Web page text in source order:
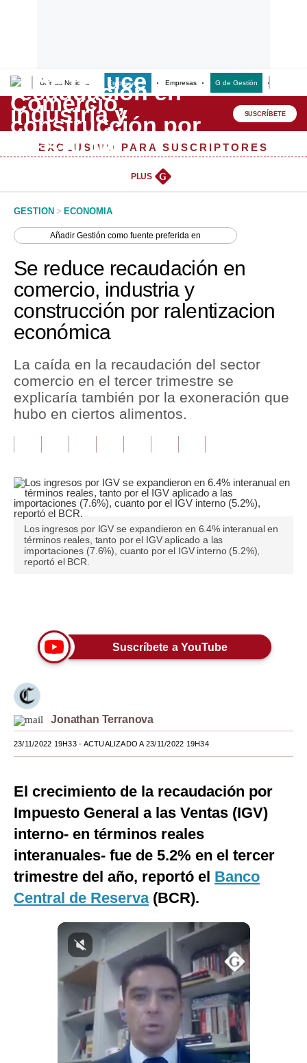
Últimas Noticias Empresas G Empresas G de Gestión
Lo último
Peru Quiosco
Management & Empleo
Perú
Política
Tu Dinero
Finanzas Personales
Inmobiliarias
Plus G
Pregunta de hoy
Blogs
Tendencias
Moda
Estilos
Mundo
EEUU
México
Internacional
Tecnología
Club del Suscriptor
Mix
Notas Contratadas
SUSCRÍBETE
EXCLUSIVO PARA SUSCRIPTORES
PLUS G
GESTION > ECONOMIA
AñadirGestión como fuente preferida en
Se reduce recaudación en
comercio, industria y
construcción por ralentizacion
económica
La caída en la recaudación del sector
comercio en el tercer trimestre se
explicaría también por la exoneración que
hubo en ciertos alimentos.
Los ingresos por IGV se expandieron en 6.4% interanual en
términos reales, tanto por el IGV aplicado a las
importaciones (7.6%), cuanto por el IGV interno (5.2%),
reportó el BCR.
Suscríbete a YouTube
Jonathan Terranova
23/11/2022 19H33- ACTUALIZADO A 23/11/2022 19H34
El crecimiento de la recaudación por
Impuesto General a las Ventas (IGV)
interno- en términos reales
interanuales- fue de 5.2% en el tercer
trimestre del año, reportó el Banco
Central de Reserva(BCR).